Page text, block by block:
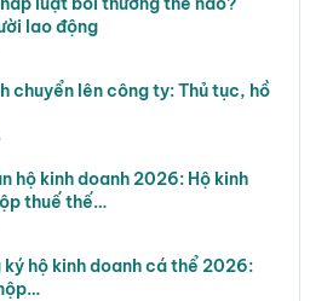
lao động
chuyển lên công ty: Thủ tục, hồ
hộ kinh doanh 2026: Hộ kinh
thuế thế…
ký hộ kinh doanh cá thể 2026: